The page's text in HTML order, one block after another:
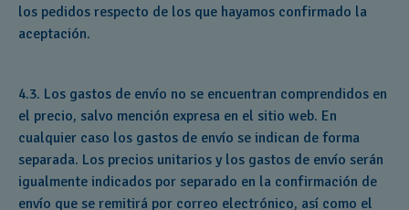
los pedidos respecto de los que hayamos confirmado la
aceptación.
4.3. Los gastos de envío no se encuentran comprendidos en
el precio, salvo mención expresa en el sitio web. En
cualquier caso los gastos de envío se indican de forma
separada. Los precios unitarios y los gastos de envío serán
igualmente indicados por separado en la confirmación de
envío que se remitirá por correo electrónico, así como el